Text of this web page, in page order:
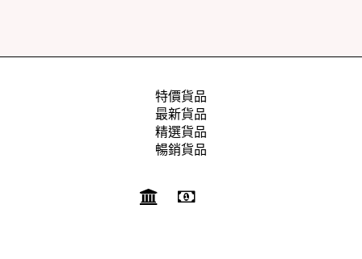
特價貨品
最新貨品
精選貨品
暢銷貨品